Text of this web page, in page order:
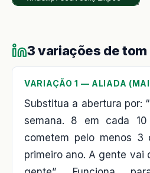
3 variações de tom
VARIAÇÃO 1 — ALIADA
Substitua a abertura por:
semana. 8 em cada
cometem pelo menos 3
primeiro ano. A gente vai